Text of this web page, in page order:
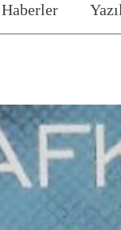
Haberler